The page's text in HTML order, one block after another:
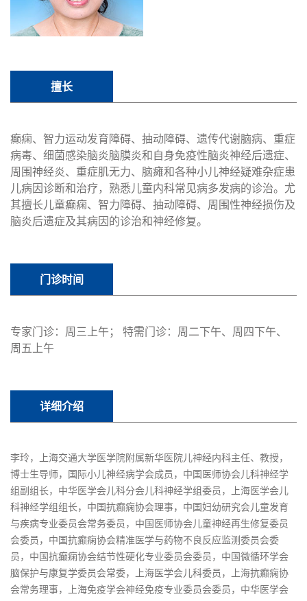
擅长
癫痫、智力运动发育障碍、抽动障碍、遗传代谢脑病、重症
病毒、细菌感染脑炎脑膜炎和自身免疫性脑炎神经后遗症、
周围神经炎、重症肌无力、脑瘫和各种小儿神经疑难杂症患
儿病因诊断和治疗，熟悉儿童内科常见病多发病的诊治。尤
其擅长儿童癫痫、智力障碍、抽动障碍、周围性神经损伤及
脑炎后遗症及其病因的诊治和神经修复。
门诊时间
专家门诊：周三上午； 特需门诊：周二下午、周四下午、
周五上午
详细介绍
李玲，上海交通大学医学院附属新华医院儿神经内科主任、教授，
博士生导师，国际小儿神经病学会成员，中国医师协会儿科神经学
组副组长，中华医学会儿科分会儿科神经学组委员，上海医学会儿
科神经学组组长，中国抗癫痫协会理事，中国妇幼研究会儿童发育
与疾病专业委员会常务委员，中国医师协会儿童神经再生修复委员
会委员，中国抗癫痫协会精准医学与药物不良反应监测委员会委
员，中国抗癫痫协会结节性硬化专业委员会委员，中国微循环学会
脑保护与康复学委员会常委，上海医学会儿科委员，上海抗癫痫协
会常务理事，上海免疫学会神经免疫专业委员会委员，中华医学会